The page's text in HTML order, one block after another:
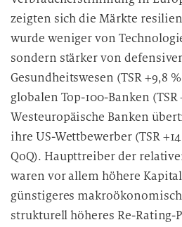
zeigten sich die Märkte
wurde weniger von
sondern stärker von
Gesundheitswesen (TSR +9,8
globalen Top-100-Banken (TSR
Westeuropäische Banken
ihre US-Wettbewerber (TSR
QoQ). Haupttreiber der
waren vor allem höhere
günstigeres
strukturell höheres Re-Rating-